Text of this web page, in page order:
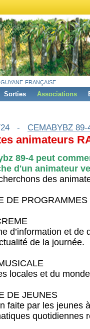
française
Sorties Associations
24 - CEMABYBZ 89-
animateurs
89-4 peut
d'un animateur
des
DE
d’information et
de la journée.
locales et du monde
DE JEUNES
faite par les jeunes
quotidiennes